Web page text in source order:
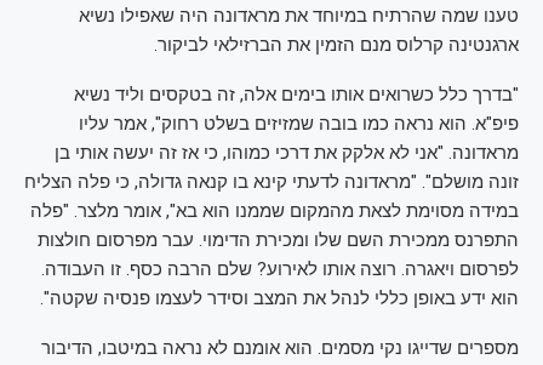
טענו שמה שהרתיח במיוחד את מראדונה היה שאפילו נשיא
ארגנטינה קרלוס מנם הזמין את הברזילאי לביקור.
"בדרך כלל כשרואים אותו בימים אלה, זה בטקסים וליד נשיא
פיפ"א. הוא נראה כמו בובה שמזיזים בשלט רחוק", אמר עליו
מראדונה. "אני לא אלקק את דרכי כמוהו, כי אז זה יעשה אותי בן
זונה מושלם". "מראדונה לדעתי קינא בו קנאה גדולה, כי פלה הצליח
במידה מסוימת לצאת מהמקום שממנו הוא בא", אומר מלצר. "פלה
התפרנס ממכירת השם שלו ומכירת הדימוי. עבר מפרסום חולצות
לפרסום ויאגרה. רוצה אותו לאירוע? שלם הרבה כסף. זו העבודה.
הוא ידע באופן כללי לנהל את המצב וסידר לעצמו פנסיה שקטה".
מספרים שדייגו נקי מסמים. הוא אומנם לא נראה במיטבו, הדיבור